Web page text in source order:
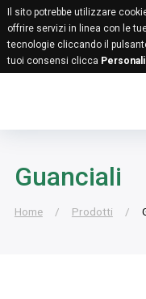
Guanciali
Home Prodotti
Il sito potrebbe utilizzare
offrire servizi in linea con le
tecnologie cliccando il
tuoi consensi clicca